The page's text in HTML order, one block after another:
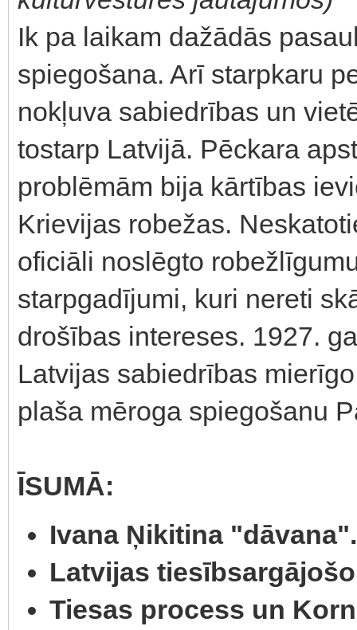
Ik pa laikam dažādās
spiegošana. Arī starpkaru
nokļuva sabiedrības un
tostarp Latvijā. Pēckara
problēmām bija kārtības
Krievijas robežas.
oficiāli noslēgto
starpgadījumi, kuri nereti
drošības intereses. 1927.
Latvijas sabiedrības
plaša mēroga spiegošanu
ĪSUMĀ:
Ivana Ņikitina "dāvana".
Latvijas
Tiesas process un